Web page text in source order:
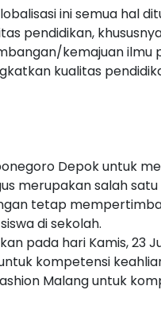
ini semua hal
pendidikan, khususnya
kemajuan ilmu
kualitas
Depok untuk
merupakan salah
tetap
di sekolah.
pada hari Kamis, 23
kompetensi
Malang untuk